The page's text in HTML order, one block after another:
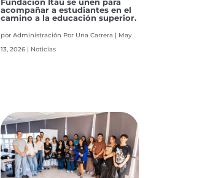
acompañar a estudiantes en el
camino a la educación superior.
porAdministración Por Una Carrera | May
13, 2026 | Noticias